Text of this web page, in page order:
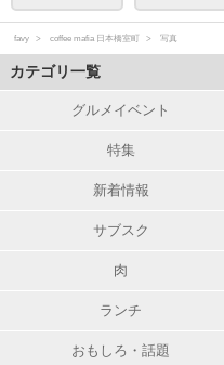
favy coffee mafia 日本橋室町 写真
カテゴリ一覧
グルメイベント
特集
新着情報
サブスク
肉
ランチ
おもしろ・話題